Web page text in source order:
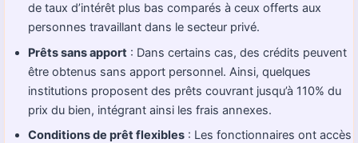
de taux d’intérêt plus bas comparés à ceux offerts aux
personnes travaillant dans le secteur privé.
Prêts sans apport : Dans certains cas, des crédits peuvent
être obtenus sans apport personnel. Ainsi, quelques
institutions proposent des prêts couvrant jusqu’à 110% du
prix du bien, intégrant ainsi les frais annexes.
Conditions de prêt flexibles : Les fonctionnaires ont accès